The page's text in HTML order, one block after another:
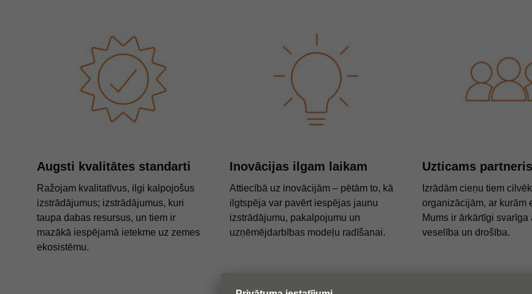
Augsti kvalitātes standarti
Ražojam kvalitatīvus, ilgi kalpojošus
izstrādājumus; izstrādājumus, kuri
taupa dabas resursus, un tiem ir
mazākā iespējamā ietekme uz zemes
ekosistēmu.
Inovācijas ilgam laikam
Attiecībā uz inovācijām – pētām to, kā
ilgtspēja var pavērt iespējas jaunu
izstrādājumu, pakalpojumu un
uzņēmējdarbības modeļu radīšanai.
Uzticams partneris
Izrādām cieņu tiem
organizācijām, ar kurām
Mums ir ārkārtīgi svarīga
veselība un drošība.